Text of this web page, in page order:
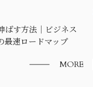
ばす方法｜ビジネス
最速ロードマップ
MORE